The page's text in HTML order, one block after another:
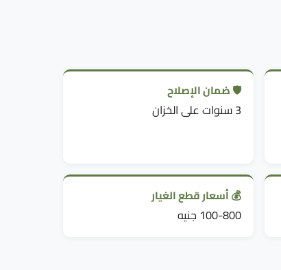
🛡️ ضمان الإصلاح
3 سنوات على الخزان
💰 أسعار قطع الغيار
100-800 جنيه